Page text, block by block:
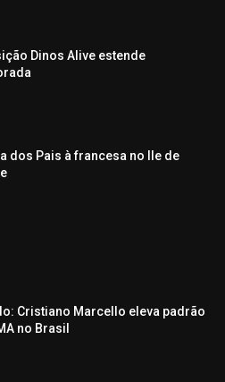
Dinos Alive estende
dos Pais à francesa no Ile de
Cristiano Marcello eleva padrão
no Brasil